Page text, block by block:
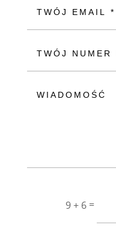
9 + 6 =